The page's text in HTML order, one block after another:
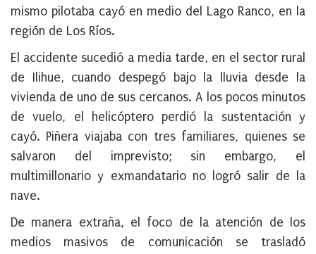
mismo pilotaba cayó en medio del Lago Ranco, en la
región de Los Ríos.
El accidente sucedió a media tarde, en el sector rural
de Ilihue, cuando despegó bajo la lluvia desde la
vivienda de uno de sus cercanos. A los pocos minutos
de vuelo, el helicóptero perdió la sustentación y
cayó. Piñera viajaba con tres familiares, quienes se
salvaron del imprevisto; sin embargo, el
multimillonario y exmandatario no logró salir de la
nave.
De manera extraña, el foco de la atención de los
medios masivos de comunicación se trasladó